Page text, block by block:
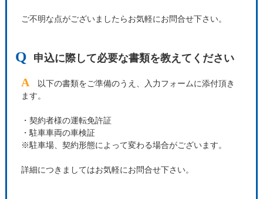
ご不明な点がございましたらお気軽にお問合せ下さい。
Q 申込に際して必要な書類を教えてください
A
以下の書類をご準備のうえ、入力フォームに添付頂き
ます。
・契約者様の運転免許証
・駐車車両の車検証
※駐車場、契約形態によって変わる場合がございます。
詳細につきましてはお気軽にお問合せ下さい。